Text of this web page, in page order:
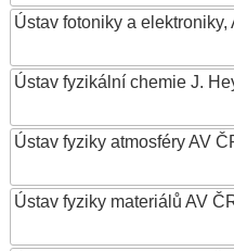
Ústav fotoniky a
Ústav fyzikální chemie J.
Ústav fyziky atmosféry AV
Ústav fyziky materiálů AV